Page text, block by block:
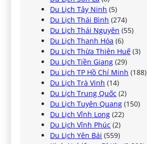
Du Lịch Tây Ninh (5)
Du Lịch Thái Bình (274)
Du Lịch Thái Nguyên (55)
Du Lịch Thanh Hóa (6)
Du Lịch Thừa Thiên Huế (3)
Du Lịch Tiền Giang (29)
Du Lịch TP Hồ Chí Minh (188)
Du Lịch Trà Vinh (14)
Du Lịch Trung Quốc (2)
Du Lịch Tuyên Quang (150)
Du Lịch Vĩnh Long (22)
Du Lịch Vĩnh Phúc (2)
Du Lịch Yên Bái (559)